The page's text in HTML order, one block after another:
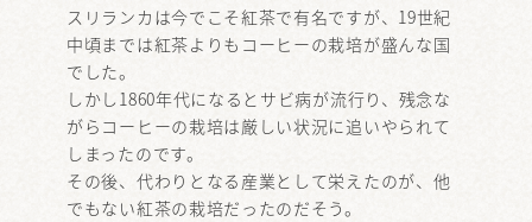
スリランカは今でこそ紅茶で有名ですが、19世紀
中頃までは紅茶よりもコーヒーの栽培が盛んな国
でした。
しかし1860年代になるとサビ病が流行り、残念な
がらコーヒーの栽培は厳しい状況に追いやられて
しまったのです。
その後、代わりとなる産業として栄えたのが、他
でもない紅茶の栽培だったのだそう。